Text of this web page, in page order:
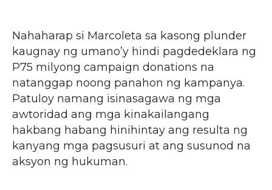
Nahaharap si Marcoleta sa kasong plunder
kaugnay ng umano’y hindi pagdedeklara ng
P75 milyong campaign donations na
natanggap noong panahon ng kampanya.
Patuloy namang isinasagawa ng mga
awtoridad ang mga kinakailangang
hakbang habang hinihintay ang resulta ng
kanyang mga pagsusuri at ang susunod na
aksyon ng hukuman.